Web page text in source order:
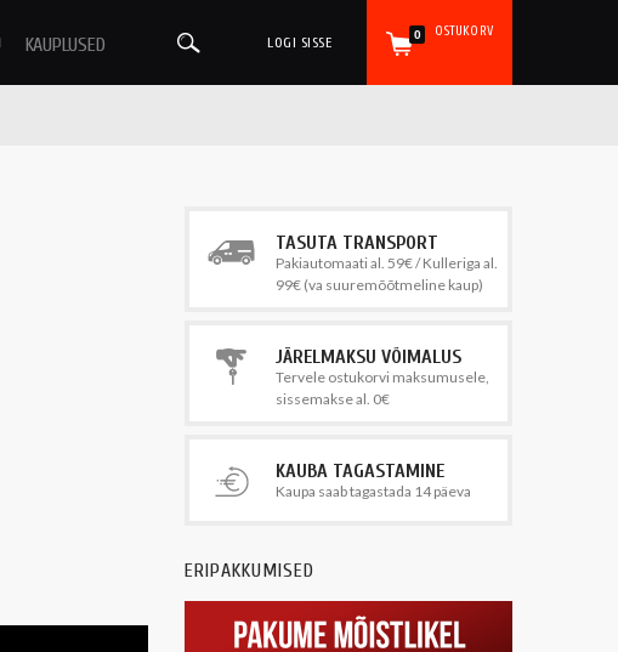
OSTUKORV
0
LOGI SISSE
KAUPLUSED
TASUTA TRANSPORT
Pakiautomaati al. 59€ / Kulleriga al.
99€ (va suuremõõtmeline kaup)
JÄRELMAKSU VÕIMALUS
Tervele ostukorvi maksumusele,
sissemakse al. 0€
KAUBA TAGASTAMINE
Kaupa saab tagastada 14 päeva
ERIPAKKUMISED